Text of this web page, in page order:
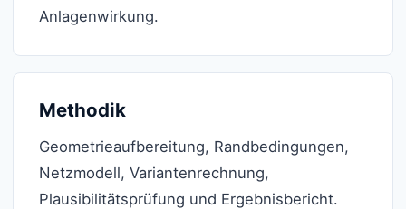
Anlagenwirkung.
Methodik
Geometrieaufbereitung, Randbedingungen,
Netzmodell, Variantenrechnung,
Plausibilitätsprüfung und Ergebnisbericht.